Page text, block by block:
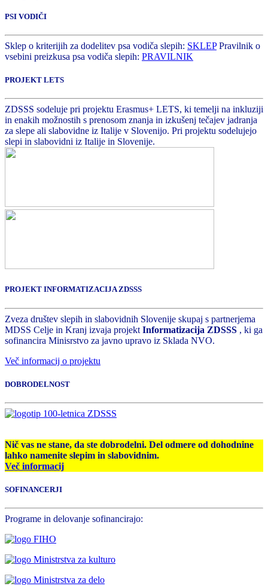
PSI VODIČI
Sklep o kriterijih za dodelitev psa vodiča slepih: SKLEPPravilnik o
vsebini preizkusa psa vodiča slepih: PRAVILNIK
PROJEKT LETS
ZDSSS sodeluje pri projektu Erasmus+ LETS, ki temelji na inkluziji
in enakih možnostih s prenosom znanja in izkušenj tečajev jadranja
za slepe ali slabovidne iz Italije v Slovenijo. Pri projektu sodelujejo
slepi in slabovidni iz Italije in Slovenije.
PROJEKT INFORMATIZACIJA ZDSSS
Zveza društev slepih in slabovidnih Slovenije skupaj s partnerjema
MDSS Celje in Kranj izvaja projekt Informatizacija ZDSSS , ki ga
sofinancira Minisrstvo za javno upravo iz Sklada NVO.
Več informacij o projektu
DOBRODELNOST
Nič vas ne stane, da ste dobrodelni. Del odmere od dohodnine
lahko namenite slepim in slabovidnim.
Več informacij
SOFINANCERJI
Programe in delovanje sofinancirajo: